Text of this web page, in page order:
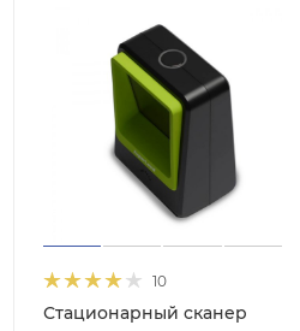
10
Стационарный сканер